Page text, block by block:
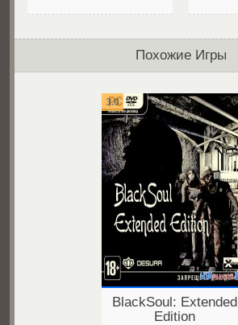
Похожие Игры
3.0
BlackSoul: Extended
Edition